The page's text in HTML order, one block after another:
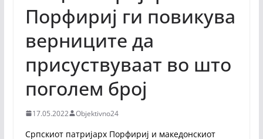
Порфириј ги повикува
верниците да
присуствуваат во што
поголем број
17.05.2022 Objektivno24
Српскиот патријарх Порфириј и македонскиот